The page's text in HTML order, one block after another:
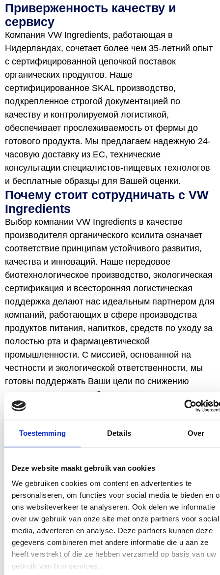
Toestemming Details Over
Deze website maakt gebruik van cookies
We gebruiken cookies om content en advertenties te
personaliseren, om functies voor social media te bieden en
ons websiteverkeer te analyseren. Ook delen we informatie
over uw gebruik van onze site met onze partners voor social
media, adverteren en analyse. Deze partners kunnen deze
gegevens combineren met andere informatie die u aan ze
heeft verstrekt of die ze hebben verzameld op basis van uw
gebruik van hun services.
Приверженность качеству и
сервису
Компания VW Ingredients, работающая в
Нидерландах, сочетает более чем 35-летний опыт
с сертифицированной цепочкой поставок
органических продуктов. Наше
сертифицированное SKAL производство,
подкрепленное строгой документацией по
качеству и контролируемой логистикой,
обеспечивает прослеживаемость от фермы до
готового продукта. Мы предлагаем надежную 24-
часовую доставку из ЕС, технические
консультации специалистов-пищевых технологов
и бесплатные образцы для Вашей оценки.
Почему стоит сотрудничать с VW
Ingredients
Выбор компании VW Ingredients в качестве
производителя органического ксилита означает
соответствие принципам устойчивого развития,
качества и инноваций. Наше передовое
биотехнологическое производство, экологическая
сертификация и всесторонняя логистическая
поддержка делают нас идеальным партнером для
компаний, работающих в сфере производства
продуктов питания, напитков, средств по уходу за
полостью рта и фармацевтической
промышленности. С миссией, основанной на
честности и экологической ответственности, мы
готовы поддержать Ваши цели по снижению
содержания сахара, обеспечивая при этом вкус и
эффективность.